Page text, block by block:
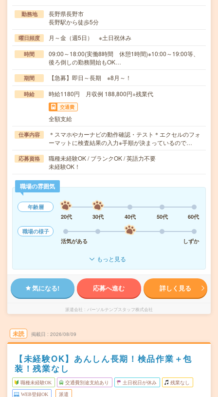
勤務地
長野県長野市
長野駅から徒歩5分
曜日頻度 月～金（週5日） ※土日祝休み
時間
09:00～18:00(実働8時間 休憩1時間)※10:00～19:00等、
後ろ倒しの勤務開始もOK…
期間 【急募】即日～長期 ※8月～！
時給 時給1180円 月収例 188,800円+残業代
交通費
全額支給
仕事内容
＊スマホやカーナビの動作確認・テスト＊エクセルのフォ
ーマットに検査結果の入力※手順が決まっているので…
応募資格
職種未経験OK / ブランクOK / 英語力不要
未経験OK！
職場の雰囲気
年齢層
20代
30代 40代 50代
60代
職場の様子
活気がある
しずか
もっと見る
気になる! 応募へ進む 詳しく見る
派遣会社 パーソルテンプスタッフ株式会社
未読 掲載日 2026/08/09
【未経験OK】あんしん長期！検品作業＋包
装！残業なし
職種未経験OK 交通費別途支給あり 土日祝日が休み 残業なし
WEB登録OK 派遣